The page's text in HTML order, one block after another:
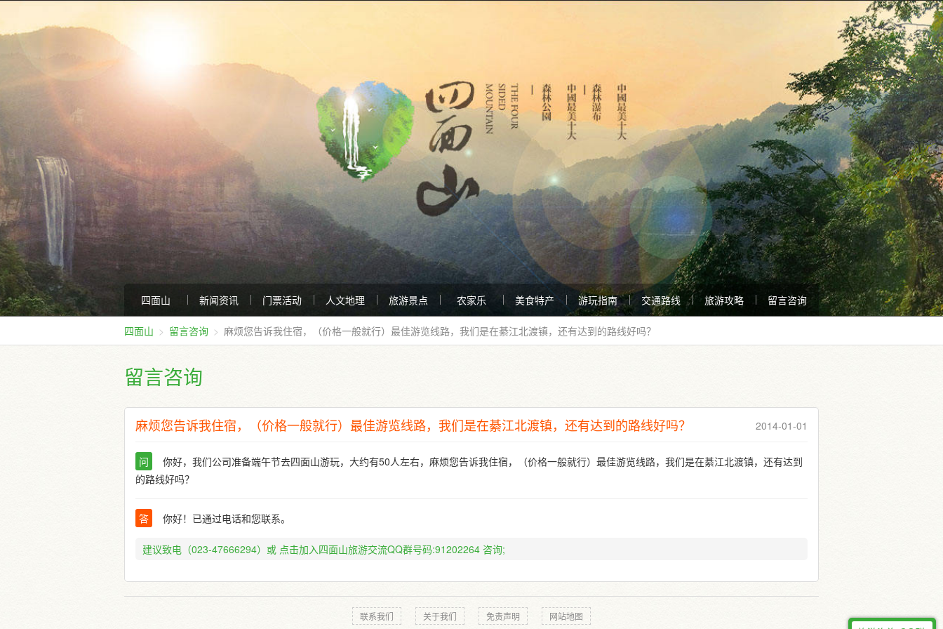
四面山 新闻资讯 门票活动 人文地理 旅游景点 农家乐 美食特产 游玩指南 交通路线 旅游攻略 留言咨询
四面山 留言咨询 麻烦您告诉我住宿，（价格一般就行）最佳游览线路，我们是在綦江北渡镇，还有达到的路线好吗？
留言咨询
麻烦您告诉我住宿，（价格一般就行）最佳游览线路，我们是在綦江北渡镇，还有达到的路线好吗？ 2014-01-01
问
你好，我们公司准备端午节去四面山游玩，大约有50人左右，麻烦您告诉我住宿，（价格一般就行）最佳游览线路，我们是在綦江北渡镇，还有达到
的路线好吗？
答 你好！已通过电话和您联系。
建议致电（023-47666294）或 点击加入四面山旅游交流QQ群号码:91202264 咨询;
联系我们 关于我们 免责声明 网站地图